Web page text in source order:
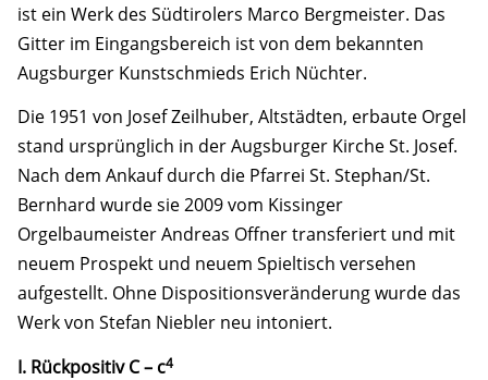
ist ein Werk des Südtirolers Marco Bergmeister. Das
Gitter im Eingangsbereich ist von dem bekannten
Augsburger Kunstschmieds Erich Nüchter.
Die 1951 von Josef Zeilhuber, Altstädten, erbaute Orgel
stand ursprünglich in der Augsburger Kirche St. Josef.
Nach dem Ankauf durch die Pfarrei St. Stephan/St.
Bernhard wurde sie 2009 vom Kissinger
Orgelbaumeister Andreas Offner transferiert und mit
neuem Prospekt und neuem Spieltisch versehen
aufgestellt. Ohne Dispositionsveränderung wurde das
Werk von Stefan Niebler neu intoniert.
I. Rückpositiv C – c4